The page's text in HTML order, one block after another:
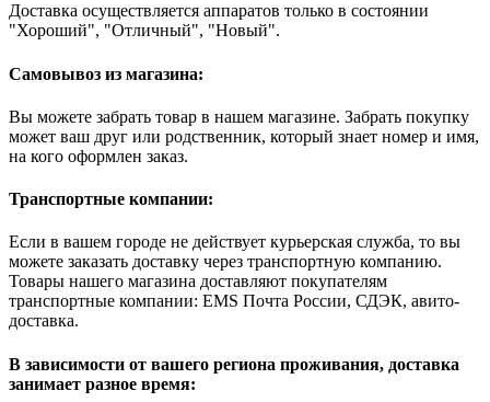
Доставка осуществляется аппаратов только в состоянии
"Хороший", "Отличный", "Новый".
Самовывоз из магазина:
Вы можете забрать товар в нашем магазине. Забрать покупку
может ваш друг или родственник, который знает номер и имя,
на кого оформлен заказ.
Транспортные компании:
Если в вашем городе не действует курьерская служба, то вы
можете заказать доставку через транспортную компанию.
Товары нашего магазина доставляют покупателям
транспортные компании: EMS Почта России, СДЭК, авито-
доставка.
В зависимости от вашего региона проживания, доставка
занимает разное время: